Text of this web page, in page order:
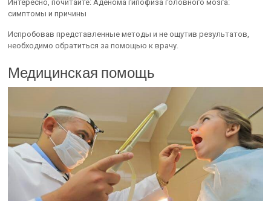
Интересно, почитайте: Аденома гипофиза головного мозга:
симптомы и причины
Испробовав представленные методы и не ощутив результатов,
необходимо обратиться за помощью к врачу.
Медицинская помощь